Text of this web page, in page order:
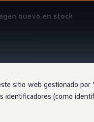
nuevo en stock
sitio web gestionado por
identificadores (como